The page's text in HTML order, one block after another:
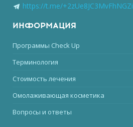
https://t.me/+2zUe8JC3MvFhNGZi
ИНФОРМАЦИЯ
Программы Check Up
Терминология
Стоимость лечения
Омолаживающая косметика
Вопросы и ответы